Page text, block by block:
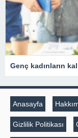
Genç kadınların
Anasayfa
Gizlilik Politikası